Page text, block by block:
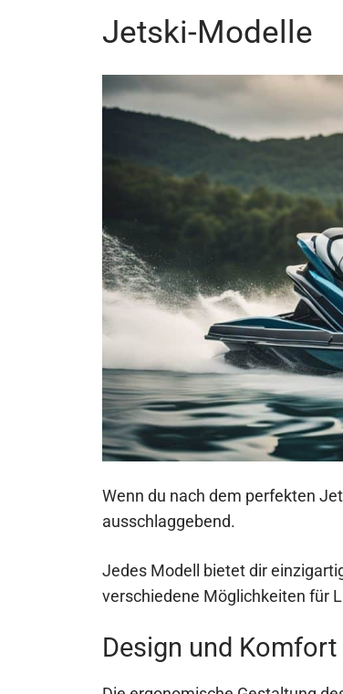
Jetski-Modelle
Wenn du nach dem perfekten
ausschlaggebend.
Jedes Modell bietet dir
verschiedene Möglichkeiten für
Design und Komfort